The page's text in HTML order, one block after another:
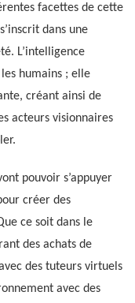
facettes de cette
dans une
L’intelligence
humains ; elle
créant ainsi de
acteurs visionnaires
pouvoir s’appuyer
créer des
ce soit dans le
des achats de
des tuteurs virtuels
avec des